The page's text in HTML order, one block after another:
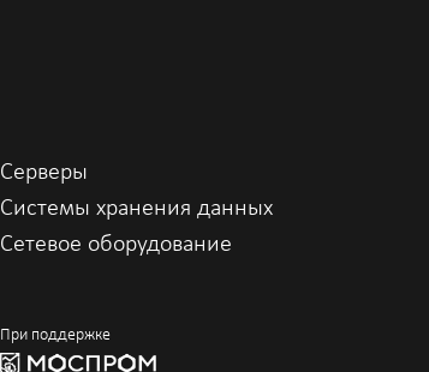
Серверы
Системы хранения данных
Сетевое оборудование
При поддержке